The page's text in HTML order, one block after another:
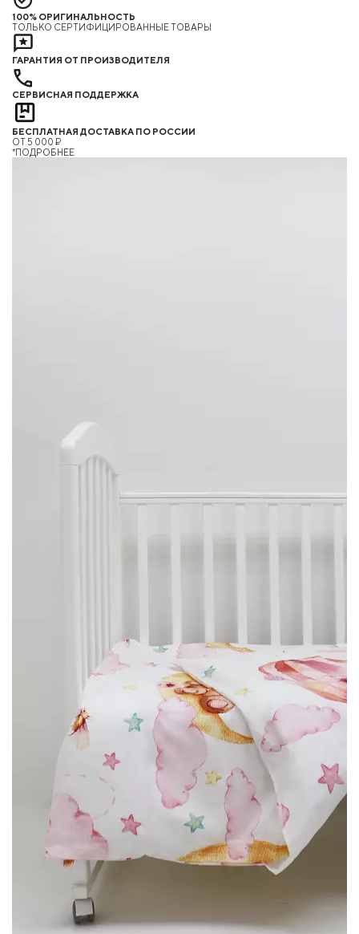
100% ОРИГИНАЛЬНОСТЬ
ТОЛЬКО СЕРТИФИЦИРОВАННЫЕ ТОВАРЫ
ГАРАНТИЯ ОТ ПРОИЗВОДИТЕЛЯ
СЕРВИСНАЯ ПОДДЕРЖКА
БЕСПЛАТНАЯ ДОСТАВКА ПО РОССИИ
ОТ 5 000 ₽
*ПОДРОБНЕЕ